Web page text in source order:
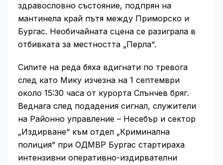
здравословно състояние, подпрян на
мантинела край пътя между Приморско и
Бургас. Необичайната сцена се разиграла в
отбивката за местността „Перла“.
Силите на реда бяха вдигнати по тревога
след като Мику изчезна на 1 септември
около 15:30 часа от курорта Слънчев бряг.
Веднага след подадения сигнал, служители
на Районно управление – Несебър и сектор
„Издирване“ към отдел „Криминална
полиция“ при ОДМВР Бургас стартираха
интензивни оперативно-издирвателни